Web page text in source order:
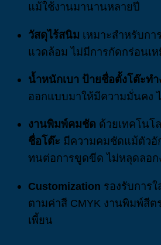
แม้ใช้งานมานานหลายปี
วัสดุไร้สนิม เหมาะสำหรับก
แวดล้อม ไม่มีการกัดกร่อนเ
น้ำหนักเบา ป้ายชื่อตั้งโต๊ะท
ออกแบบมาให้มีความมั่นคง
งานพิมพ์คมชัด ด้วยเทคโนโ
ชื่อโต๊ะ มีความคมชัดแม้ตัวอั
ทนต่อการขูดขีด ไม่หลุดลอก
Customization รองรับการ
ตามค่าสี CMYK งานพิมพ์สี
เพี้ยน